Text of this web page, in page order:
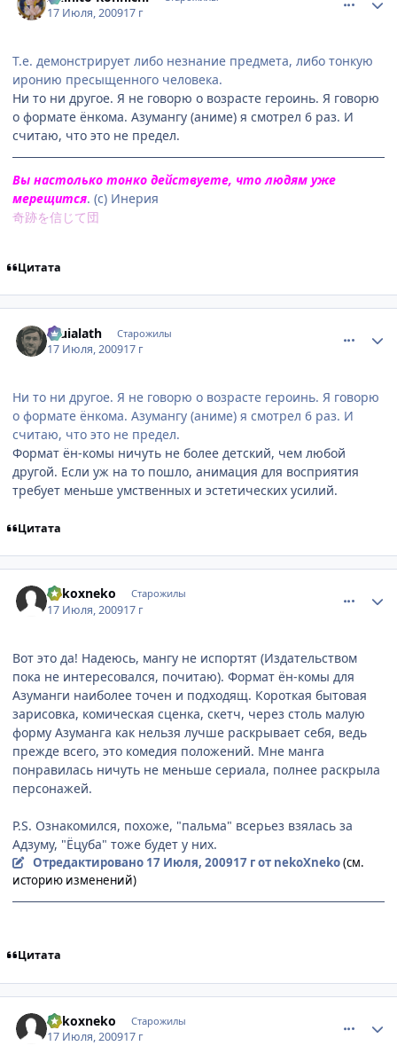
17 Июля, 200917 г
Т.е. демонстрирует либо незнание предмета, либо тонкую
иронию пресыщенного человека.
Ни то ни другое. Я не говорю о возрасте героинь. Я говорю
о формате ёнкома. Азумангу (аниме) я смотрел 6 раз. И
считаю, что это не предел.
Вы настолько тонко действуете, что людям уже
мерещится. (с) Инерия
奇跡を信じて団
Цитата
Eruialath Старожилы
17 Июля, 200917 г
Ни то ни другое. Я не говорю о возрасте героинь. Я говорю
о формате ёнкома. Азумангу (аниме) я смотрел 6 раз. И
считаю, что это не предел.
Формат ён-комы ничуть не более детский, чем любой
другой. Если уж на то пошло, анимация для восприятия
требует меньше умственных и эстетических усилий.
Цитата
nekoxneko Старожилы
17 Июля, 200917 г
Вот это да! Надеюсь, мангу не испортят (Издательством
пока не интересовался, почитаю). Формат ён-комы для
Азуманги наиболее точен и подходящ. Короткая бытовая
зарисовка, комическая сценка, скетч, через столь малую
форму Азуманга как нельзя лучше раскрывает себя, ведь
прежде всего, это комедия положений. Мне манга
понравилась ничуть не меньше сериала, полнее раскрыла
персонажей.
P.S. Ознакомился, похоже, "пальма" всерьез взялась за
Адзуму, "Ёцуба" тоже будет у них.
Отредактировано 17 Июля, 200917 гот nekoXneko(см.
историю изменений)
Цитата
nekoxneko Старожилы
17 Июля, 200917 г